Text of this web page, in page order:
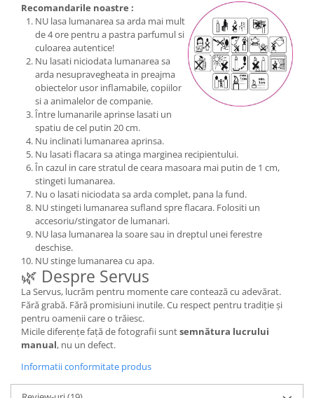
Recomandarile noastre :
NU lasa lumanarea sa arda mai mult
de 4 ore pentru a pastra parfumul si
culoarea autentice!
Nu lasati niciodata lumanarea sa
arda nesupravegheata in preajma
obiectelor usor inflamabile, copiilor
si a animalelor de companie.
Între lumanarile aprinse lasati un
spatiu de cel putin 20 cm.
Nu inclinati lumanarea aprinsa.
Nu lasati flacara sa atinga marginea recipientului.
În cazul in care stratul de ceara masoara mai putin de 1 cm,
stingeti lumanarea.
Nu o lasati niciodata sa arda complet, pana la fund.
NU stingeti lumanarea sufland spre flacara. Folositi un
accesoriu/stingator de lumanari.
NU lasa lumanarea la soare sau in dreptul unei ferestre
deschise.
NU stinge lumanarea cu apa.
🌿 Despre Servus
La Servus, lucrăm pentru momente care contează cu adevărat.
Fără grabă. Fără promisiuni inutile. Cu respect pentru tradiție și
pentru oamenii care o trăiesc.
Micile diferențe față de fotografii suntsemnătura lucrului
manual, nu un defect.
Informatii conformitate produs